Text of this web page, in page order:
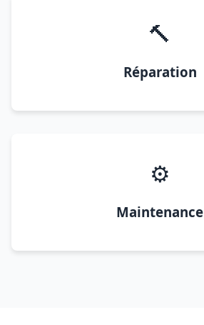
🔨
Réparation
⚙️
Maintenance